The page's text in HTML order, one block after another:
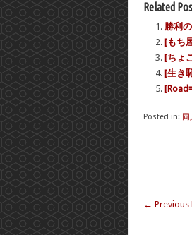
Related
勝利
[もち
[ちょ
[生き
Posted in: 同
← Previous